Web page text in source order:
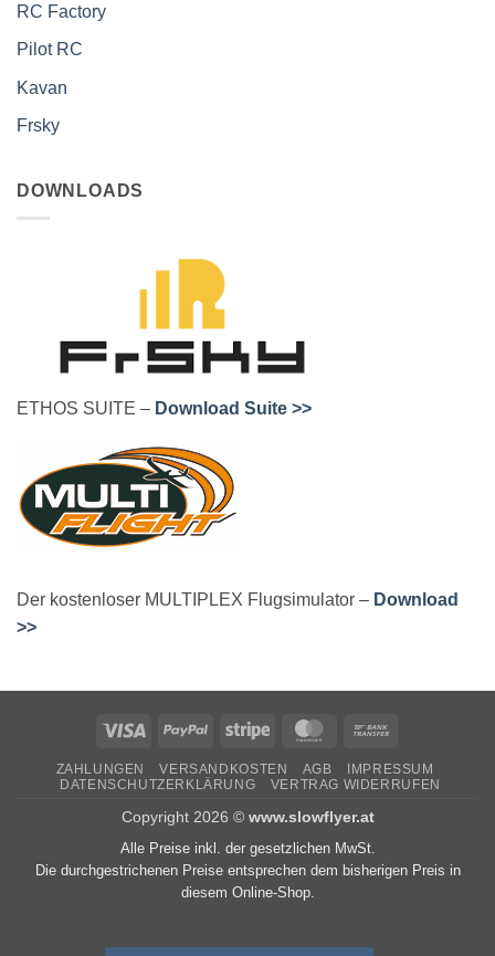
RC Factory
Pilot RC
Kavan
Frsky
DOWNLOADS
ETHOS SUITE – Download Suite >>
Der kostenloser MULTIPLEX Flugsimulator – Download
>>
Visa PayPal Stripe MasterCard
ZAHLUNGEN VERSANDKOSTEN AGB
IMPRESSUM
DATENSCHUTZERKLÄRUNG
VERTRAG WIDERRUFEN
Copyright 2026 © www.slowflyer.at
Alle Preise inkl. der gesetzlichen MwSt.
Die durchgestrichenen Preise entsprechen dem bisherigen Preis in
diesem Online-Shop.